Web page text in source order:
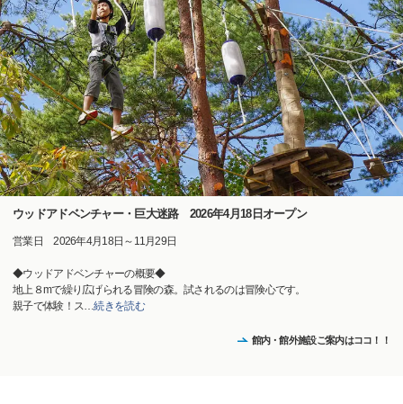
ウッドアドベンチャー・巨大迷路 2026年4月18日オープン
営業日 2026年4月18日～11月29日
◆ウッドアドベンチャーの概要◆
地上８mで繰り広げられる冒険の森。試されるのは冒険心です。
親子で体験！ス…続きを読む
館内・館外施設ご案内はココ！！